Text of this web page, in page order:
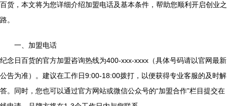
百货，本文将为您详细介绍加盟电话及基本条件，帮助您顺利开启创业之
路。
一、加盟电话
纪念日百货的官方加盟咨询热线为400-xxx-xxxx（具体号码请以官网最新
公告为准）。建议在工作日9:00-18:00拨打，以便获得专业客服的及时解
答。同时，您也可以通过官方网站或微信公众号的“加盟合作”栏目提交在